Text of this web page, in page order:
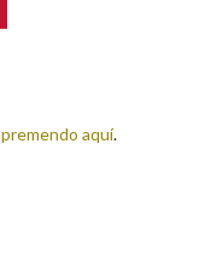
premendo aquí.